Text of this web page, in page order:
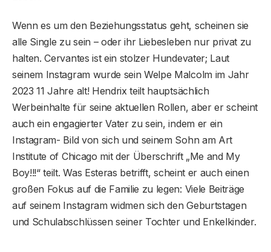
Wenn es um den Beziehungsstatus geht, scheinen sie
alle Single zu sein – oder ihr Liebesleben nur privat zu
halten. Cervantes ist ein stolzer Hundevater; Laut
seinem Instagram wurde sein Welpe Malcolm im Jahr
2023 11 Jahre alt! Hendrix teilt hauptsächlich
Werbeinhalte für seine aktuellen Rollen, aber er scheint
auch ein engagierter Vater zu sein, indem er ein
Instagram- Bild von sich und seinem Sohn am Art
Institute of Chicago mit der Überschrift „Me and My
Boy!!!“ teilt. Was Esteras betrifft, scheint er auch einen
großen Fokus auf die Familie zu legen: Viele Beiträge
auf seinem Instagram widmen sich den Geburtstagen
und Schulabschlüssen seiner Tochter und Enkelkinder.